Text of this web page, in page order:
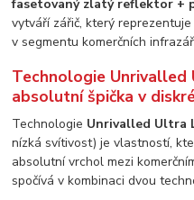
fasetovaný zlatý reflektor +
vytváří zářič, který
v segmentu komerčních
Technologie
absolutní špička v
Technologie Unrivalled Ultra
nízká svítivost) je vlastností,
absolutní vrchol mezi
spočívá v kombinaci dvou